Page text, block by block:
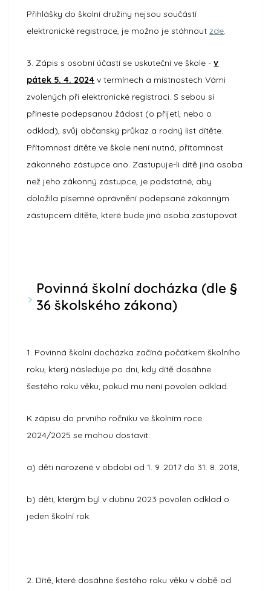
Přihlášky do školní družiny nejsou součástí
elektronické registrace, je možno je stáhnoutzde.
3. Zápis s osobní účastí se uskuteční ve škole -v
pátek 5. 4. 2024 v termínech a místnostech Vámi
zvolených při elektronické registraci. S sebou si
přineste podepsanou žádost (o přijetí, nebo o
odklad), svůj občanský průkaz a rodný list dítěte.
Přítomnost dítěte ve škole není nutná, přítomnost
zákonného zástupce ano. Zastupuje-li dítě jiná osoba
než jeho zákonný zástupce, je podstatné, aby
doložila písemné oprávnění podepsané zákonným
zástupcem dítěte, které bude jiná osoba zastupovat.
Povinná školní docházka (dle §
36 školského zákona)
1. Povinná školní docházka začíná počátkem školního
roku, který následuje po dni, kdy dítě dosáhne
šestého roku věku, pokud mu není povolen odklad.
K zápisu do prvního ročníku ve školním roce
2024/2025 se mohou dostavit:
a) děti narozené v období od 1. 9. 2017 do 31. 8. 2018,
b) děti, kterým byl v dubnu 2023 povolen odklad o
jeden školní rok.
2. Dítě, které dosáhne šestého roku věku v době od